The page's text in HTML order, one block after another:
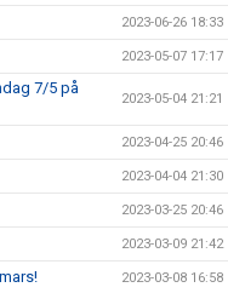
2023-06-26 18:33
2023-05-07 17:17
7/5 på
2023-05-04 21:21
2023-04-25 20:46
2023-04-04 21:30
2023-03-25 20:46
2023-03-09 21:42
2023-03-08 16:58